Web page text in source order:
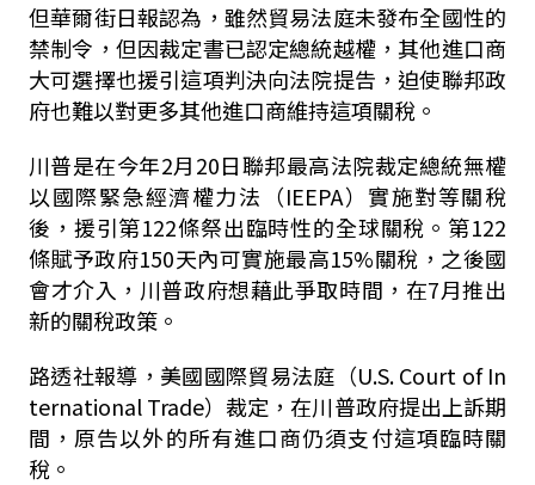
但華爾街日報認為，雖然貿易法庭未發布全國性的
禁制令，但因裁定書已認定總統越權，其他進口商
大可選擇也援引這項判決向法院提告，迫使聯邦政
府也難以對更多其他進口商維持這項關稅。
川普是在今年2月20日聯邦最高法院裁定總統無權
以國際緊急經濟權力法（IEEPA）實施對等關稅
後，援引第122條祭出臨時性的全球關稅。第122
條賦予政府150天內可實施最高15%關稅，之後國
會才介入，川普政府想藉此爭取時間，在7月推出
新的關稅政策。
路透社報導，美國國際貿易法庭（U.S. Court of In
ternational Trade）裁定，在川普政府提出上訴期
間，原告以外的所有進口商仍須支付這項臨時關
稅。